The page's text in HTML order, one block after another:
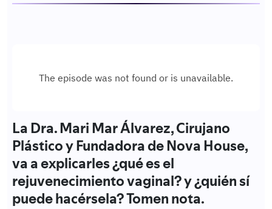
La Dra. Mari Mar Álvarez, Cirujano
Plástico y Fundadora de Nova House,
va a explicarles ¿qué es el
rejuvenecimiento vaginal? y ¿quién sí
puede hacérsela? Tomen nota.